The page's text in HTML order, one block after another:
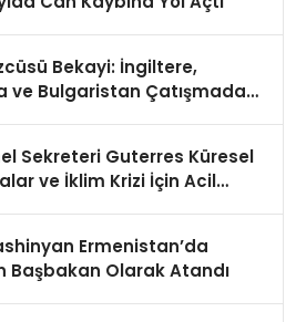
Bekayi: İngiltere,
ve Bulgaristan Çatışmada
Sekreteri Guterres Küresel
ve İklim Krizi İçin Acil
Ermenistan’da
Başbakan Olarak Atandı